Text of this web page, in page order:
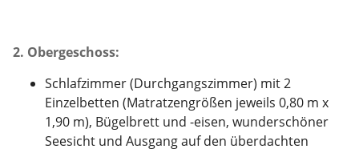
2. Obergeschoss:
Schlafzimmer (Durchgangszimmer) mit 2
Einzelbetten (Matratzengrößen jeweils 0,80 m x
1,90 m), Bügelbrett und -eisen, wunderschöner
Seesicht und Ausgang auf den überdachten